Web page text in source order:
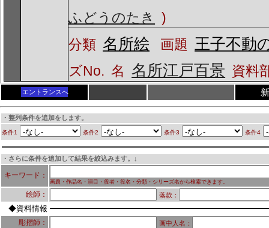
ふどうのたき
)
分類 名所絵 画題 王子不動
ズNo. 名 名所江戸百景 資料
エントランスへ
・整列条件を追加をします。
条件1 条件2 条件3 条件4
・さらに条件を追加して結果を絞込みます。↓
キーワード：
画題・作品名・演目・役者・役名・分類・シリーズ名から検索できます。
絵師： 落款：
◆資料情報
彫摺師： 画中人名：